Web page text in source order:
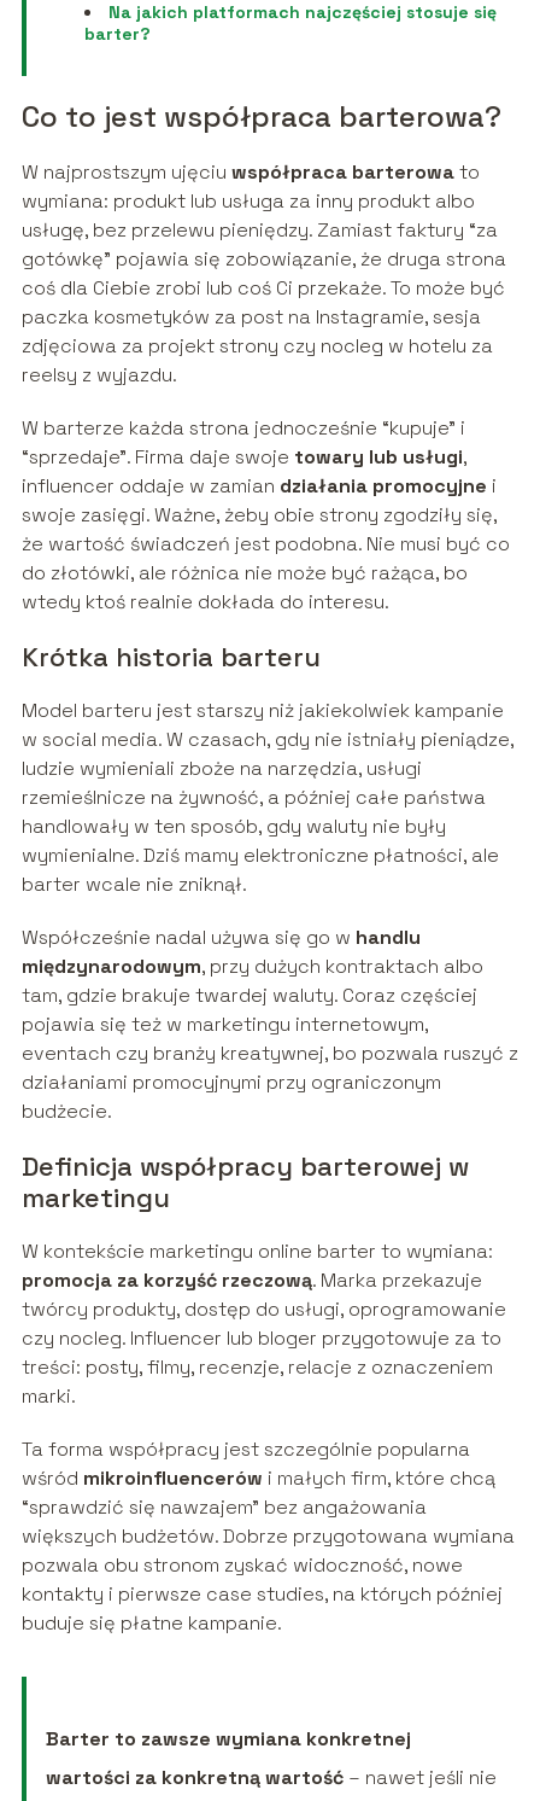
Na jakich platformach najczęściej stosuje się
barter?
Co to jest współpraca barterowa?
W najprostszym ujęciu współpraca barterowato
wymiana: produkt lub usługa za inny produkt albo
usługę, bez przelewu pieniędzy. Zamiast faktury “za
gotówkę” pojawia się zobowiązanie, że druga strona
coś dla Ciebie zrobi lub coś Ci przekaże. To może być
paczka kosmetyków za post na Instagramie, sesja
zdjęciowa za projekt strony czy nocleg w hotelu za
reelsy z wyjazdu.
W barterze każda strona jednocześnie “kupuje” i
“sprzedaje”. Firma daje swoje towary lub usługi,
influencer oddaje w zamian działania promocyjne i
swoje zasięgi. Ważne, żeby obie strony zgodziły się,
że wartość świadczeń jest podobna. Nie musi być co
do złotówki, ale różnica nie może być rażąca, bo
wtedy ktoś realnie dokłada do interesu.
Krótka historia barteru
Model barteru jest starszy niż jakiekolwiek kampanie
w social media. W czasach, gdy nie istniały pieniądze,
ludzie wymieniali zboże na narzędzia, usługi
rzemieślnicze na żywność, a później całe państwa
handlowały w ten sposób, gdy waluty nie były
wymienialne. Dziś mamy elektroniczne płatności, ale
barter wcale nie zniknął.
Współcześnie nadal używa się go w handlu
międzynarodowym, przy dużych kontraktach albo
tam, gdzie brakuje twardej waluty. Coraz częściej
pojawia się też w marketingu internetowym,
eventach czy branży kreatywnej, bo pozwala ruszyć z
działaniami promocyjnymi przy ograniczonym
budżecie.
Definicja współpracy barterowej w
marketingu
W kontekście marketingu online barter to wymiana:
promocja za korzyść rzeczową. Marka przekazuje
twórcy produkty, dostęp do usługi, oprogramowanie
czy nocleg. Influencer lub bloger przygotowuje za to
treści: posty, filmy, recenzje, relacje z oznaczeniem
marki.
Ta forma współpracy jest szczególnie popularna
wśród mikroinfluencerów i małych firm, które chcą
“sprawdzić się nawzajem” bez angażowania
większych budżetów. Dobrze przygotowana wymiana
pozwala obu stronom zyskać widoczność, nowe
kontakty i pierwsze case studies, na których później
buduje się płatne kampanie.
Barter to zawsze wymiana konkretnej
wartości za konkretną wartość– nawet jeśli nie